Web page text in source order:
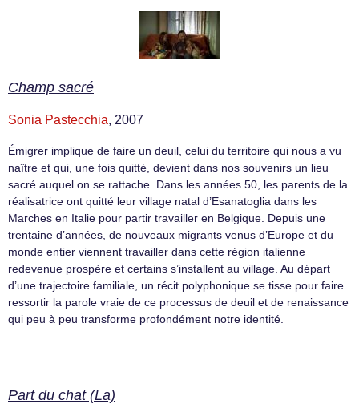
Champ sacré
Sonia Pastecchia, 2007
Émigrer implique de faire un deuil, celui du territoire qui nous a vu
naître et qui, une fois quitté, devient dans nos souvenirs un lieu
sacré auquel on se rattache. Dans les années 50, les parents de la
réalisatrice ont quitté leur village natal d’Esanatoglia dans les
Marches en Italie pour partir travailler en Belgique. Depuis une
trentaine d’années, de nouveaux migrants venus d’Europe et du
monde entier viennent travailler dans cette région italienne
redevenue prospère et certains s’installent au village. Au départ
d’une trajectoire familiale, un récit polyphonique se tisse pour faire
ressortir la parole vraie de ce processus de deuil et de renaissance
qui peu à peu transforme profondément notre identité.
Part du chat (La)